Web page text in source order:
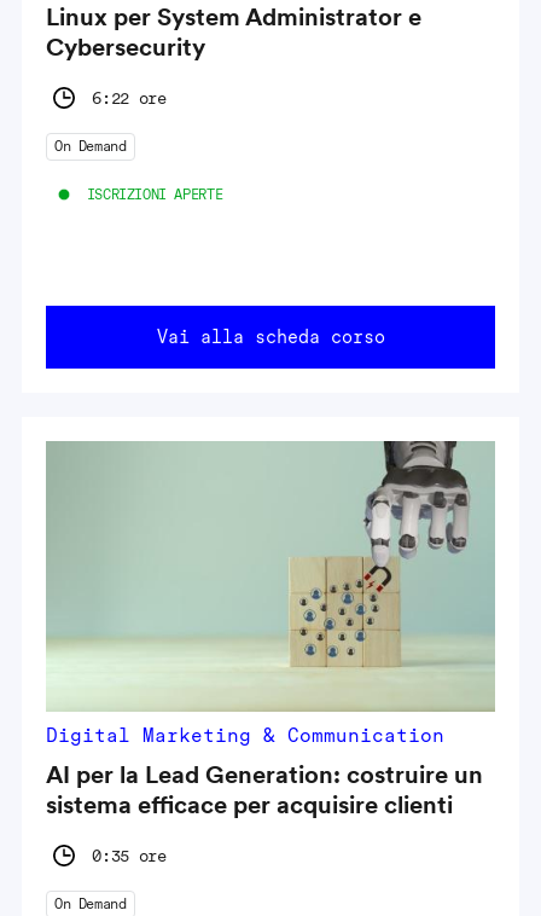
Linux per System Administrator e
Cybersecurity
6:22 ore
On Demand
ISCRIZIONI APERTE
Vai alla scheda corso
Digital Marketing & Communication
AI per la Lead Generation: costruire un
sistema efficace per acquisire clienti
0:35 ore
On Demand